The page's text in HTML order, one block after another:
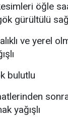
öğle
gürültülü
ve yerel
bulutlu
yağışlı